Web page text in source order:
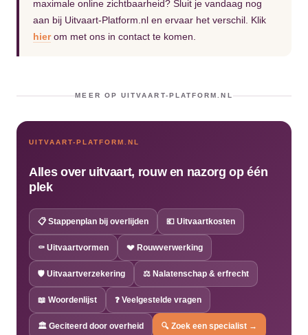
maximale online zichtbaarheid? Sluit je vandaag nog
aan bij Uitvaart-Platform.nl en ervaar het verschil. Klik
hierom met ons in contact te komen.
MEER OP UITVAART-PLATFORM.NL
UITVAART-PLATFORM.NL
Alles over uitvaart, rouw en nazorg op één
plek
📋 Stappenplan bij overlijden 💶 Uitvaartkosten
⚰️ Uitvaartvormen 💔 Rouwverwerking
🛡️ Uitvaartverzekering ⚖️ Nalatenschap & erfrecht
📖 Woordenlijst ❓ Veelgestelde vragen
🏛️ Geciteerd door overheid 🔍 Zoek een specialist →